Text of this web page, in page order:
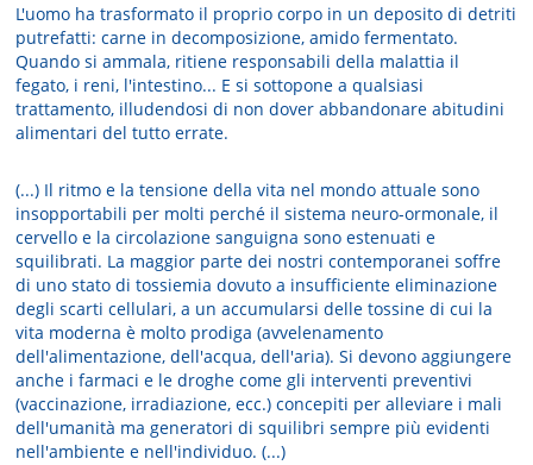
L'uomo ha trasformato il proprio corpo in un deposito di detriti
putrefatti: carne in decomposizione, amido fermentato.
Quando si ammala, ritiene responsabili della malattia il
fegato, i reni, l'intestino... E si sottopone a qualsiasi
trattamento, illudendosi di non dover abbandonare abitudini
alimentari del tutto errate.
(...) Il ritmo e la tensione della vita nel mondo attuale sono
insopportabili per molti perché il sistema neuro-ormonale, il
cervello e la circolazione sanguigna sono estenuati e
squilibrati. La maggior parte dei nostri contemporanei soffre
di uno stato di tossiemia dovuto a insufficiente eliminazione
degli scarti cellulari, a un accumularsi delle tossine di cui la
vita moderna è molto prodiga (avvelenamento
dell'alimentazione, dell'acqua, dell'aria). Si devono aggiungere
anche i farmaci e le droghe come gli interventi preventivi
(vaccinazione, irradiazione, ecc.) concepiti per alleviare i mali
dell'umanità ma generatori di squilibri sempre più evidenti
nell'ambiente e nell'individuo. (...)